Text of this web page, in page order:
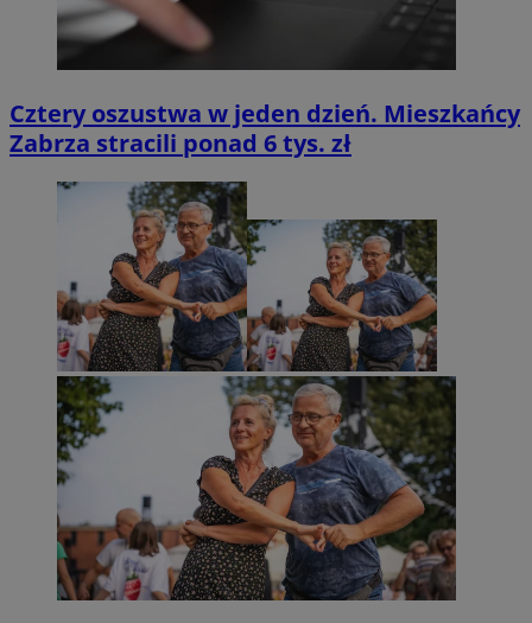
Cztery oszustwa w jeden dzień. Mieszkańcy
Zabrza stracili ponad 6 tys. zł